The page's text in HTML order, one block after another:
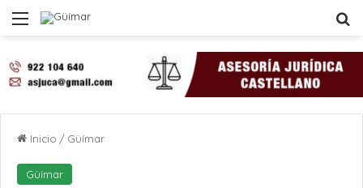
Menú
Inicio / Güímar
Güímar